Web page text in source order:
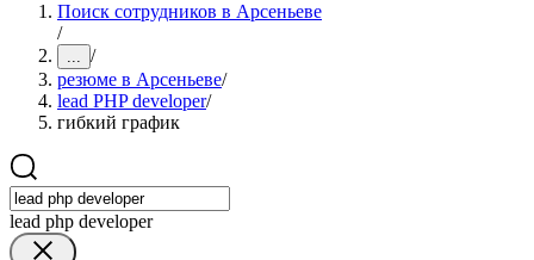
Поиск сотрудников в Арсеньеве
/
... /
резюме в Арсеньеве/
lead PHP developer/
гибкий график
lead php developer